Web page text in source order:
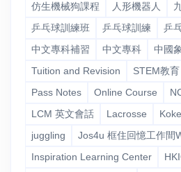
仿生機械狗課程
人形機器人
乒乓球訓練班
乒乓球訓練 乒
中文專科補習
中文專科
中國
Tuition and Revision
STEM教育
Pass Notes
Online Course
LCM 英文會話
Lacrosse
juggling
Jos4u 框住回憶工作間
Inspiration Learning Center